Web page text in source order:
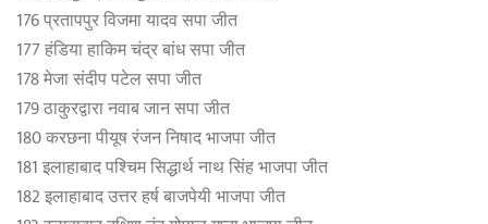
176 प्रतापपुर विजमा यादव सपा जीत
177 हंडिया हाकिम चंद्र बांध सपा जीत
178 मेजा संदीप पटेल सपा जीत
179 ठाकुरद्वारा नवाब जान सपा जीत
180 करछना पीयूष रंजन निषाद भाजपा जीत
181 इलाहाबाद पश्चिम सिद्धार्थ नाथ सिंह भाजपा जीत
182 इलाहाबाद उत्तर हर्ष बाजपेयी भाजपा जीत